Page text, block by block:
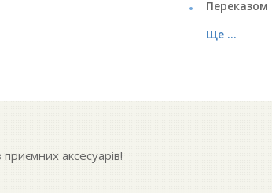
Переказом
Ще ...
аксесуарів!